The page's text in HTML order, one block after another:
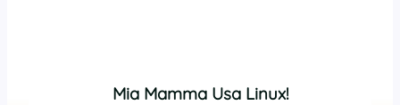
Mia Mamma Usa Linux!